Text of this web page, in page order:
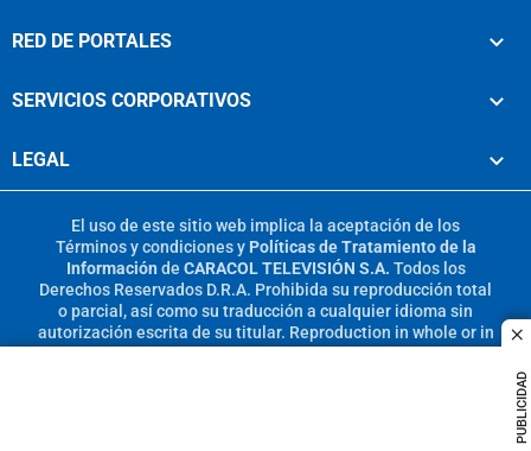
PUBLICIDAD
RED DE PORTALES
SERVICIOS CORPORATIVOS
LEGAL
El uso de este sitio web implica la aceptación de los
Términos y condicionesy Políticas de Tratamiento de la
Información de CARACOL TELEVISIÓN S.A. Todos los
Derechos Reservados D.R.A. Prohibida su reproducción total
o parcial, así como su traducción a cualquier idioma sin
autorización escrita de su titular. Reproduction in whole or in